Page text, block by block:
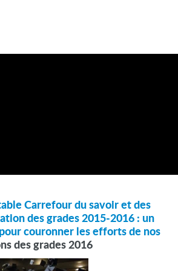
Carrefour du savoir et des
des grades 2015-2016 : un
couronner les efforts de nos
des grades 2016